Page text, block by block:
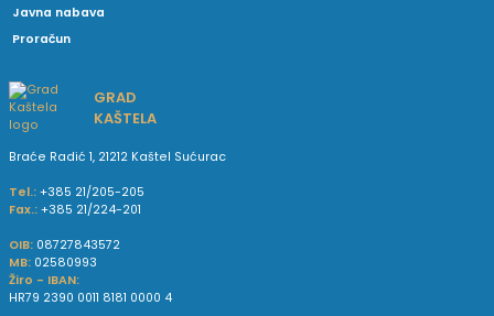
Javna nabava
Proračun
GRAD
KAŠTELA
Braće Radić 1, 21212 Kaštel Sućurac
Tel.: +385 21/205-205
Fax.: +385 21/224-201
OIB: 08727843572
MB: 02580993
Žiro - IBAN:
HR79 2390 0011 8181 0000 4